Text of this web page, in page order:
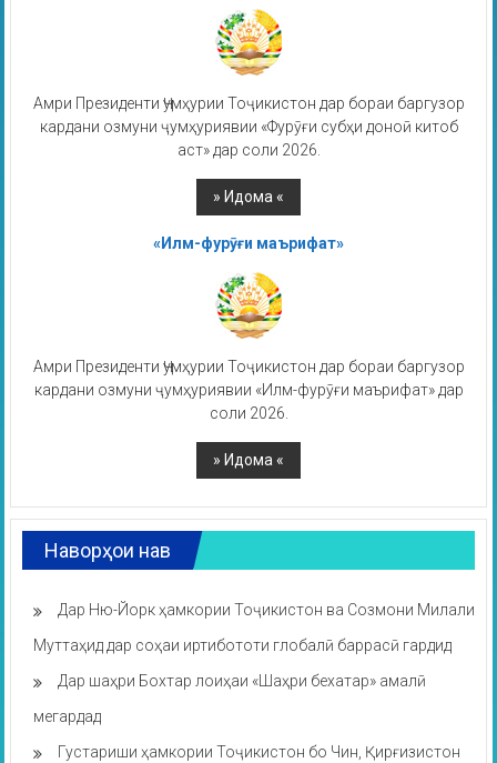
Амри Президенти Ҷумҳурии Тоҷикистон дар бораи баргузор
кардани озмуни ҷумҳуриявии «Фурӯғи субҳи доноӣ китоб
аст» дар соли 2026.
«Илм-фурӯғи маърифат»
Амри Президенти Ҷумҳурии Тоҷикистон дар бораи баргузор
кардани озмуни ҷумҳуриявии «Илм-фурӯғи маърифат» дар
соли 2026.
Наворҳои нав
Дар Ню-Йорк ҳамкории Тоҷикистон ва Созмони Милали
Муттаҳид дар соҳаи иртибототи глобалӣ баррасӣ гардид
Дар шаҳри Бохтар лоиҳаи «Шаҳри бехатар» амалӣ
мегардад
Густариши ҳамкории Тоҷикистон бо Чин, Қирғизистон